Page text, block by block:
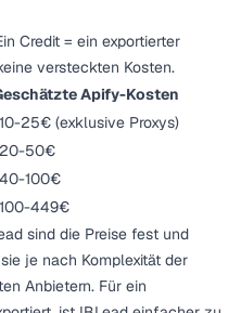
Credit = ein exportierter
versteckten Kosten.
Apify-Kosten
25€ (exklusive Proxys)
50€
100€
449€
sind die Preise fest und
je nach Komplexität der
Anbietern. Für ein